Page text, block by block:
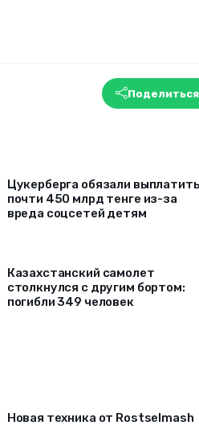
Поделиться
Цукерберга обязали выплатить
почти 450 млрд тенге из-за
вреда соцсетей детям
Казахстанский самолет
столкнулся с другим бортом:
погибли 349 человек
Новая техника от Rostselmash